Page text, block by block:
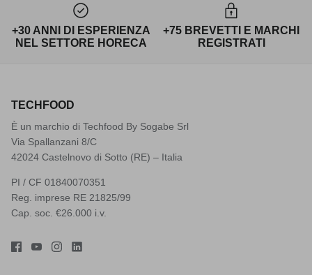
+30 ANNI DI ESPERIENZA
NEL SETTORE HORECA
+75 BREVETTI E MARCHI
REGISTRATI
TECHFOOD
È un marchio di Techfood By Sogabe Srl
Via Spallanzani 8/C
42024 Castelnovo di Sotto (RE) – Italia
PI / CF 01840070351
Reg. imprese RE 21825/99
Cap. soc. €26.000 i.v.